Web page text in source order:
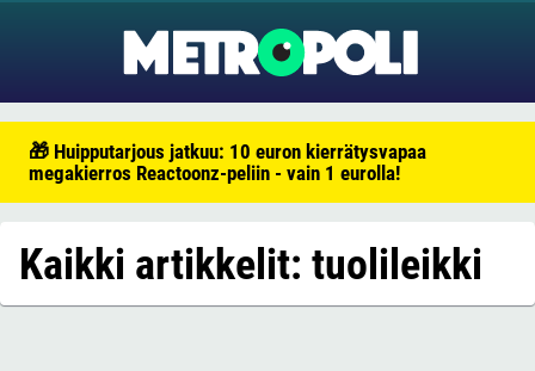
🎁 Huipputarjous jatkuu: 10 euron kierrätysvapaa
megakierros Reactoonz-peliin - vain 1 eurolla!
Kaikki artikkelit: tuolileikki